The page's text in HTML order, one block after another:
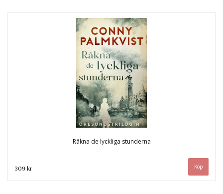
Räkna de lyckliga stunderna
309 kr